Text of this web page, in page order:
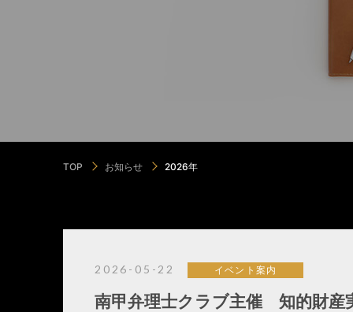
TOP お知らせ 2026年
2026-05-22 イベント案内
南甲弁理士クラブ主催 知的財産